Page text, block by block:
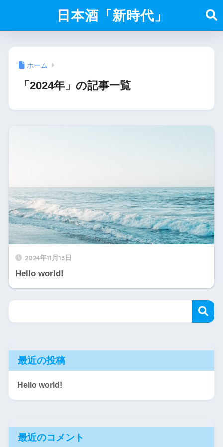
日本酒「新時代」
ホーム
「2024年」の記事一覧
2024年11月13日
Hello world!
最近の投稿
Hello world!
最近のコメント